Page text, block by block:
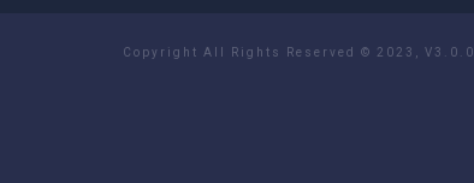
Copyright All Rights Reserved © 2023, V3.0.0